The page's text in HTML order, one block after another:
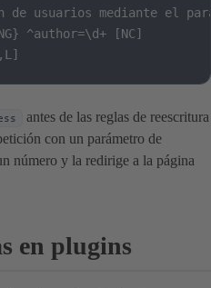
de usuarios mediante el
^author=\d+ [NC]
antes de las reglas de reescritura
con un parámetro de
número y la redirige a la página
en plugins